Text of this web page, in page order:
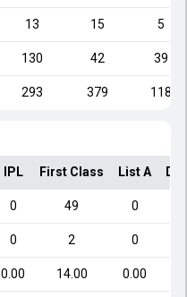
13 15 5
130 42 39
293 379 118
IPL First Class List A
0 49 0
0 2 0
0.00 14.00 0.00